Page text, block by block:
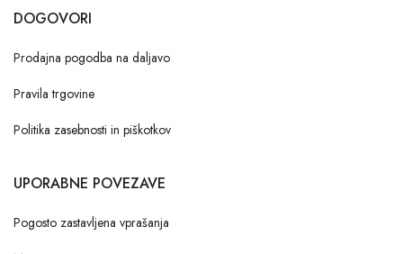
DOGOVORI
Prodajna pogodba na daljavo
Pravila trgovine
Politika zasebnosti in piškotkov
UPORABNE POVEZAVE
Pogosto zastavljena vprašanja